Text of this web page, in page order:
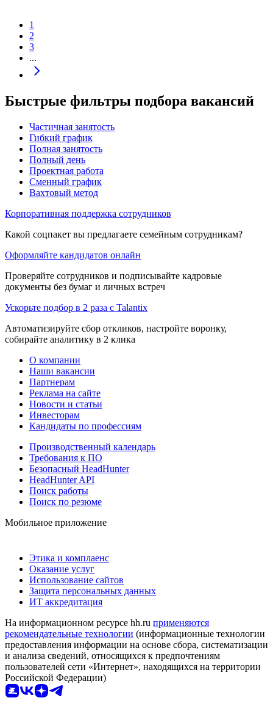
1
2
3
...
Быстрые фильтры подбора вакансий
Частичная занятость
Гибкий график
Полная занятость
Полный день
Проектная работа
Сменный график
Вахтовый метод
Корпоративная поддержка сотрудников
Какой соцпакет вы предлагаете семейным сотрудникам?
Оформляйте кандидатов онлайн
Проверяйте сотрудников и подписывайте кадровые
документы без бумаг и личных встреч
Ускорьте подбор в 2 раза с Talantix
Автоматизируйте сбор откликов, настройте воронку,
собирайте аналитику в 2 клика
О компании
Наши вакансии
Партнерам
Реклама на сайте
Новости и статьи
Инвесторам
Кандидаты по профессиям
Производственный календарь
Требования к ПО
Безопасный HeadHunter
HeadHunter API
Поиск работы
Поиск по резюме
Мобильное приложение
Этика и комплаенс
Оказание услуг
Использование сайтов
Защита персональных данных
ИТ аккредитация
На информационном ресурсе hh.ru применяются
рекомендательные технологии (информационные технологии
предоставления информации на основе сбора, систематизации
и анализа сведений, относящихся к предпочтениям
пользователей сети «Интернет», находящихся на территории
Российской Федерации)